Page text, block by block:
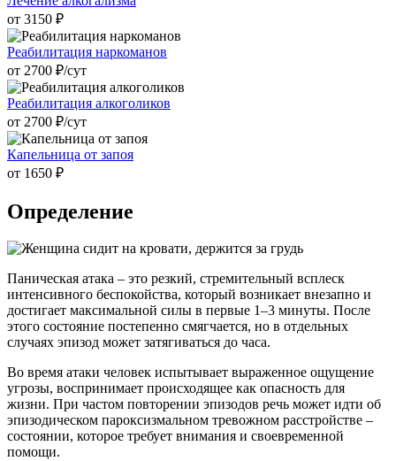
от 3150 ₽
Реабилитация наркоманов
от 2700 ₽/cут
Реабилитация алкоголиков
от 2700 ₽/cут
Капельница от запоя
от 1650 ₽
Определение
Паническая атака – это резкий, стремительный всплеск
интенсивного беспокойства, который возникает внезапно и
достигает максимальной силы в первые 1–3 минуты. После
этого состояние постепенно смягчается, но в отдельных
случаях эпизод может затягиваться до часа.
Во время атаки человек испытывает выраженное ощущение
угрозы, воспринимает происходящее как опасность для
жизни. При частом повторении эпизодов речь может идти об
эпизодическом пароксизмальном тревожном расстройстве –
состоянии, которое требует внимания и своевременной
помощи.